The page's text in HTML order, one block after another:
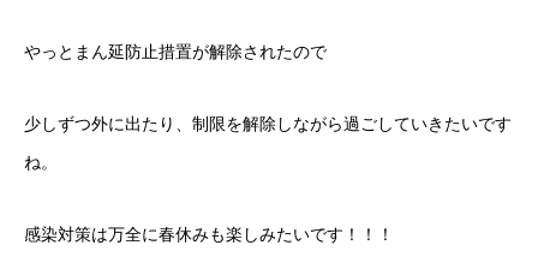
やっとまん延防止措置が解除されたので
少しずつ外に出たり、制限を解除しながら過ごしていきたいです
ね。
感染対策は万全に春休みも楽しみたいです！！！